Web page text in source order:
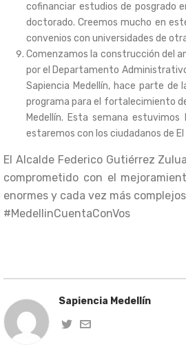
cofinanciar estudios de posgrado
doctorado. Creemos mucho en
convenios con universidades de
Comenzamos la construcción del
por el Departamento
Sapiencia Medellín, hace parte de
programa para el fortalecimiento
Medellín. Esta semana
estaremos con los ciudadanos de
El Alcalde Federico Gutiérrez
comprometido con el
enormes y cada vez más
#MedellinCuentaConVos
Sapiencia Medellín